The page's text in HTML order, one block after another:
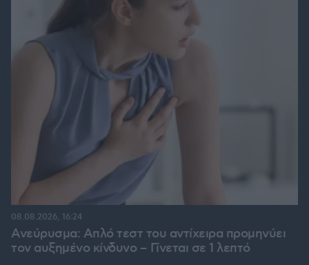
Ανεύρυσμα: Απλό τεστ του αντίχειρα προμηνύει
τον αυξημένο κίνδυνο – Γίνεται σε 1 λεπτό
08.08.2026, 16:24